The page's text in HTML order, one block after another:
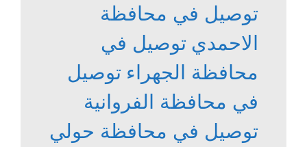
توصيل في محافظة
الاحمدي توصيل في
محافظة الجهراء توصيل
في محافظة الفروانية
توصيل في محافظة حولي